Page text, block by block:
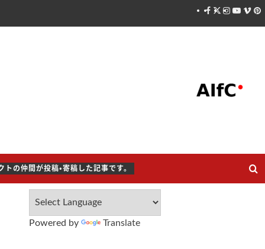
Facebook
X Instagram
Youtube
Vimeo
トの仲間が投稿・寄稿した記事です。
Powered by Translate